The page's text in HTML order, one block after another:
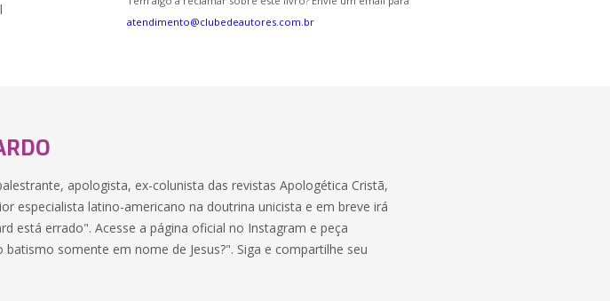
atendimento@clubedeautores.com.br
apologista, ex-colunista das revistas Apologética Cristã,
especialista latino-americano na doutrina unicista e em breve irá
está errado". Acesse a página oficial no Instagram e peça
somente em nome de Jesus?". Siga e compartilhe seu